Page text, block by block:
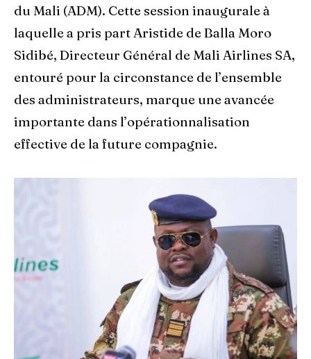
du Mali (ADM). Cette session inaugurale à
laquelle a pris part Aristide de Balla Moro
Sidibé, Directeur Général de Mali Airlines SA,
entouré pour la circonstance de l’ensemble
des administrateurs, marque une avancée
importante dans l’opérationnalisation
effective de la future compagnie.